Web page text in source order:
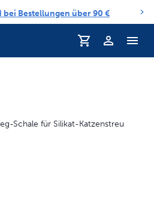
bei Bestellungen über 90 €
Schale für Silikat-Katzenstreu